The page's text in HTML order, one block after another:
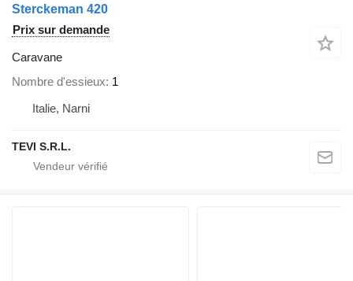
Sterckeman 420
Prix sur demande
Caravane
Nombre d'essieux 1
Italie, Narni
TEVI S.R.L.